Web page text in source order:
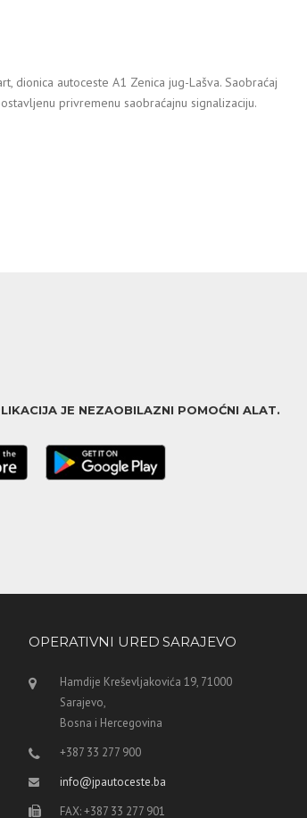
dionica autoceste A1 Zenica jug-Lašva. Saobraćaj
privremenu saobraćajnu signalizaciju.
JE NEZAOBILAZNI POMOĆNI ALAT.
OPERATIVNI URED SARAJEVO
Hamdije Kreševljakovića 19, 71000
Sarajevo,
Bosna i Hercegovina
+387 33 277 900
info@jpautoceste.ba
FAX: +387 33 277 901